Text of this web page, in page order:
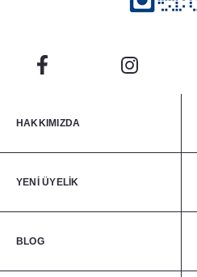
HAKKIMIZDA
YENİ ÜYELİK
BLOG